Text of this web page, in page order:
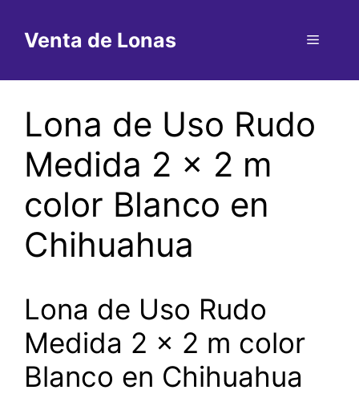
contenido
Venta de Lonas Menú
Lona de Uso Rudo
Medida 2 x 2 m
color Blanco en
Chihuahua
Lona de Uso Rudo
Medida 2 x 2 m color
Blanco en Chihuahua